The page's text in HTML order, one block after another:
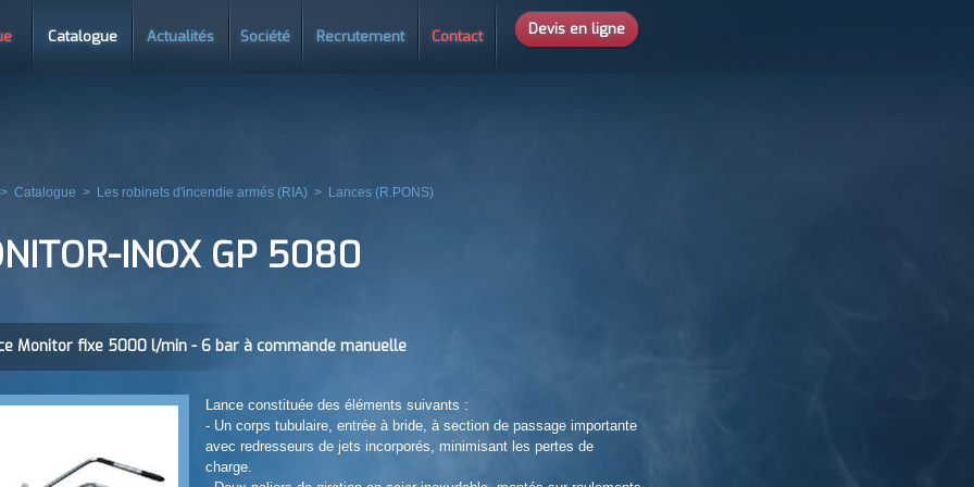
Catalogue Actualités Société Recrutement Contact Devis en ligne
Catalogue > Les robinets d'incendie armés (RIA) > Lances (R.PONS)
INOX GP 5080
Monitor fixe 5000 l/min - 6 bar à commande manuelle
Lance constituée des éléments suivants :
- Un corps tubulaire, entrée à bride, à section de passage importante
avec redresseurs de jets incorporés, minimisant les pertes de
charge.